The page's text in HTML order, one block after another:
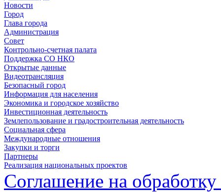
Новости
Город
Глава города
Администрация
Совет
Контрольно-счетная палата
Поддержка СО НКО
Открытые данные
Видеотрансляция
Безопасный город
Информация для населения
Экономика и городское хозяйство
Инвестиционная деятельность
Землепользование и градостроительная деятельность
Социальная сфера
Международные отношения
Закупки и торги
Партнеры
Реализация национальных проектов
Соглашение на